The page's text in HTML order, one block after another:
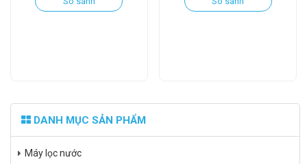
DANH MỤC SẢN PHẨM
Máy lọc nước